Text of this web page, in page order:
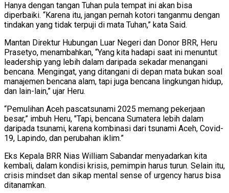
Hanya dengan tangan Tuhan pula tempat ini akan bisa
diperbaiki. “Karena itu, jangan pernah kotori tanganmu dengan
tindakan yang tidak terpuji di mata Tuhan,” kata Said.
Mantan Direktur Hubungan Luar Negeri dan Donor BRR, Heru
Prasetyo, menambahkan, “Yang kita hadapi saat ini menuntut
leadership yang lebih dalam daripada sekadar menangani
bencana. Mengingat, yang ditangani di depan mata bukan soal
manajemen bencana alam, tapi juga bencana lingkungan hidup,
dan lain-lain,” ujar Heru.
“Pemulihan Aceh pascatsunami 2025 memang pekerjaan
besar,” imbuh Heru, "Tapi, bencana Sumatera lebih dalam
daripada tsunami, karena kombinasi dari tsunami Aceh, Covid-
19, Lapindo, dan perubahan iklim.”
Eks Kepala BRR Nias William Sabandar menyadarkan kita
kembali, dalam kondisi krisis, pemimpin harus turun. Selain itu,
crisis mindset dan sikap mental sense of urgency harus bisa
ditanamkan.